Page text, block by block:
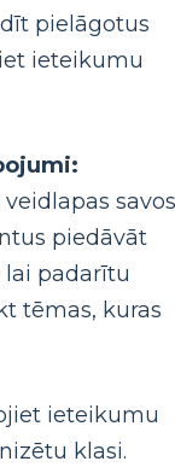
pielāgotus
ieteikumu
savos
piedāvāt
lai padarītu
tēmas, kuras
ieteikumu
klasi.